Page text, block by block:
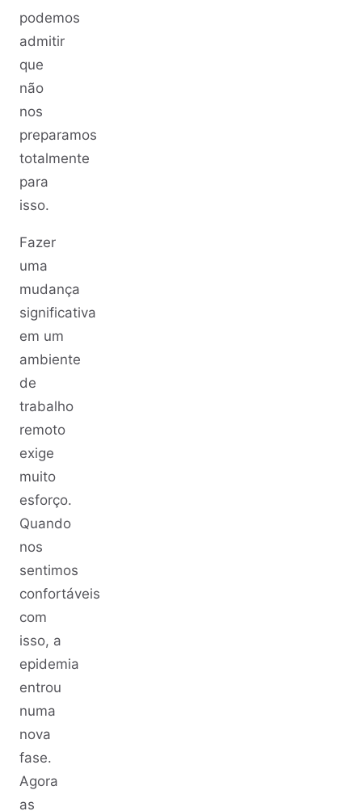
podemos
admitir
que
não
nos
preparamos
totalmente
para
isso.
Fazer
uma
mudança
significativa
em um
ambiente
de
trabalho
remoto
exige
muito
esforço.
Quando
nos
sentimos
confortáveis
com
isso, a
epidemia
entrou
numa
nova
fase.
Agora
as